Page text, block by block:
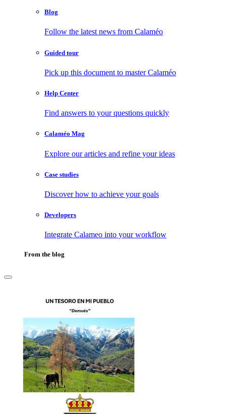
Blog
Follow the latest news from Calaméo
Guided tour
Pick up this document to master Calaméo
Help Center
Find answers to your questions quickly
Calaméo Mag
Explore our articles and refine your ideas
Case studies
Discover how to achieve your goals
Developers
Integrate Calameo into your workflow
From the blog